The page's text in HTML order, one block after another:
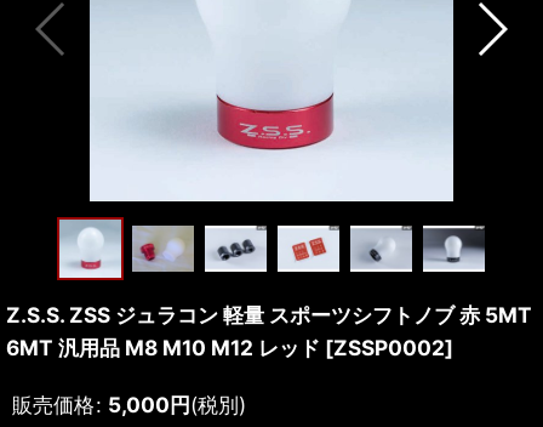
Z.S.S. ZSS ジュラコン 軽量 スポーツシフトノブ 赤 5MT
6MT 汎用品 M8 M10 M12 レッド [ZSSP0002]
販売価格: 5,000円(税別)